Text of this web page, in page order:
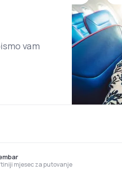
vam
mjesec za putovanje